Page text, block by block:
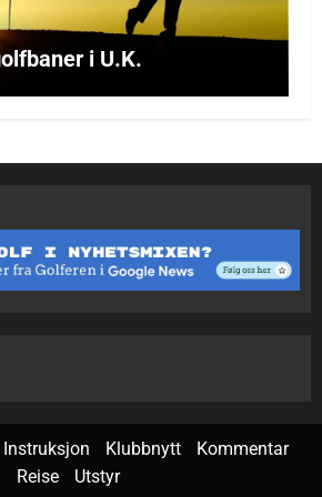
i U.K.
Instruksjon Klubbnytt
Kommentar
Reise
Utstyr